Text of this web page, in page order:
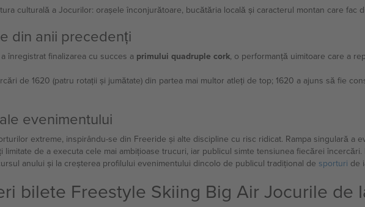
culturală a Jocurilor: orașele înconjurătoare, bucătăria locală și caracterul montan care
din anii precedenți
înregistrat finalizarea cu succes a primului quadruple cork, o performanță uimitoare care a
de 1620 (patru rotații și jumătate) din partea mai multor atleți de top; 1620 a ajuns să fie
evenimentului
extreme, inspirându-se din Freeride și alte discipline cu risc ridicat. Rampa singulară a
limitate de a executa cele mai ambițioase trucuri, iar publicul simte tensiunea fiecărei
anului și la creșterea profilului evenimentului dincolo de publicul tradițional de sporturi de
bilete Freestyle Skiing Big Air Jocurile de